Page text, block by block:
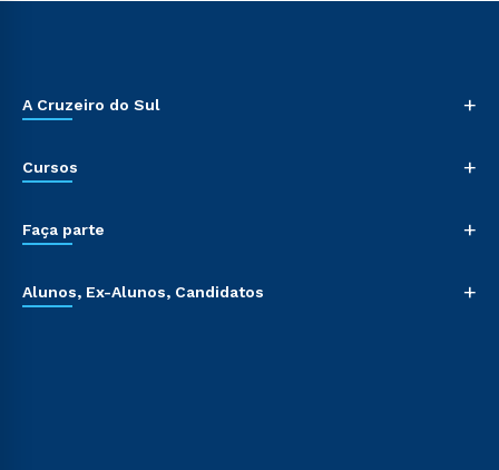
A Cruzeiro do Sul +
Cursos +
Faça parte +
Alunos, Ex-Alunos, Candidatos +